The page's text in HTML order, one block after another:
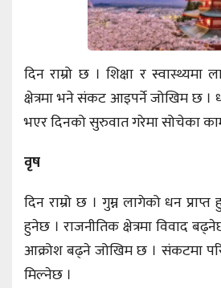
दिन राम्रो छ । शिक्षा र
क्षेत्रमा भने संकट आइपर्ने जोखिम छ ।
भएर दिनको सुरुवात गरेमा सोचेका
वृष
दिन राम्रो छ । गुम्न लागेको धन
हुनेछ । राजनीतिक क्षेत्रमा विवाद
आक्रोश बढ्ने जोखिम छ । संकटमा
मिल्नेछ ।